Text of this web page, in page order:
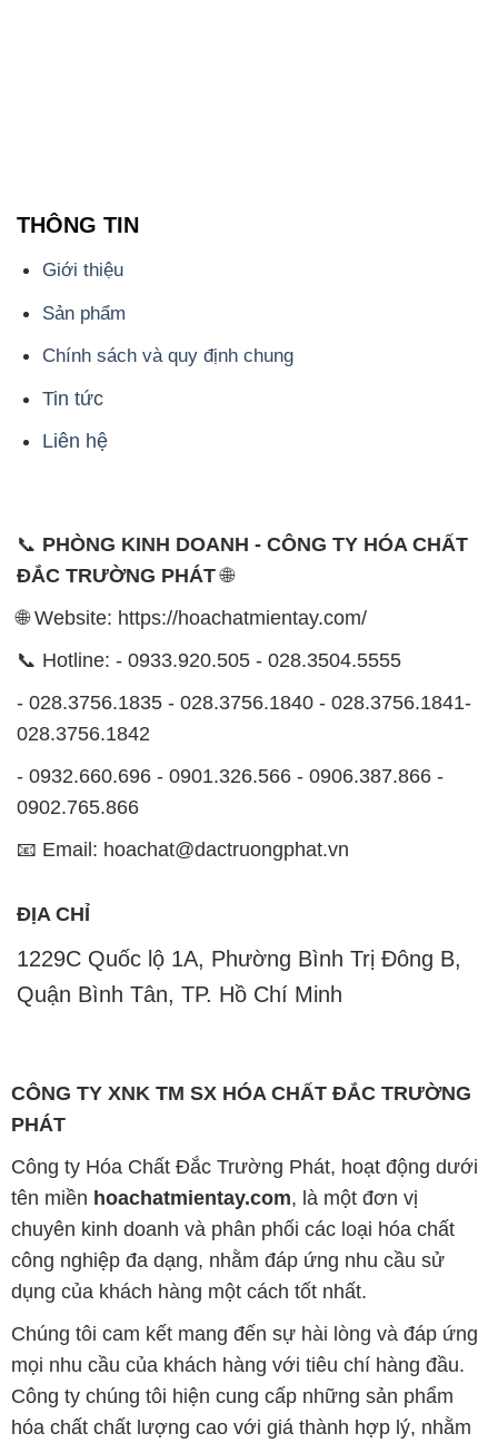
THÔNG TIN
Giới thiệu
Sản phẩm
Chính sách và quy định chung
Tin tức
Liên hệ
📞 PHÒNG KINH DOANH - CÔNG TY HÓA CHẤT
ĐẮC TRƯỜNG PHÁT🌐
🌐 Website: https://hoachatmientay.com/
📞 Hotline: - 0933.920.505 - 028.3504.5555
- 028.3756.1835 - 028.3756.1840 - 028.3756.1841-
028.3756.1842
- 0932.660.696 - 0901.326.566 - 0906.387.866 -
0902.765.866
📧 Email: hoachat@dactruongphat.vn
ĐỊA CHỈ
1229C Quốc lộ 1A, Phường Bình Trị Đông B,
Quận Bình Tân, TP. Hồ Chí Minh
CÔNG TY XNK TM SX HÓA CHẤT ĐẮC TRƯỜNG
PHÁT
Công ty Hóa Chất Đắc Trường Phát, hoạt động dưới
tên miền hoachatmientay.com, là một đơn vị
chuyên kinh doanh và phân phối các loại hóa chất
công nghiệp đa dạng, nhằm đáp ứng nhu cầu sử
dụng của khách hàng một cách tốt nhất.
Chúng tôi cam kết mang đến sự hài lòng và đáp ứng
mọi nhu cầu của khách hàng với tiêu chí hàng đầu.
Công ty chúng tôi hiện cung cấp những sản phẩm
hóa chất chất lượng cao với giá thành hợp lý, nhằm